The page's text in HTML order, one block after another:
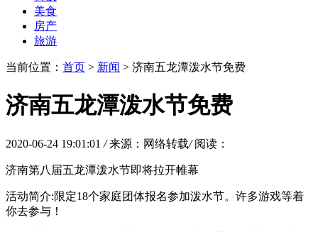
美食
房产
旅游
当前位置： 首页 > 新闻 > 济南五龙潭泼水节免费
济南五龙潭泼水节免费
2020-06-24 19:01:01 / 来源：网络转载/ 阅读：
济南第八届五龙潭泼水节即将拉开帷幕
活动简介:限定18个家庭团体报名参加泼水节。许多游戏等着
你去参与！